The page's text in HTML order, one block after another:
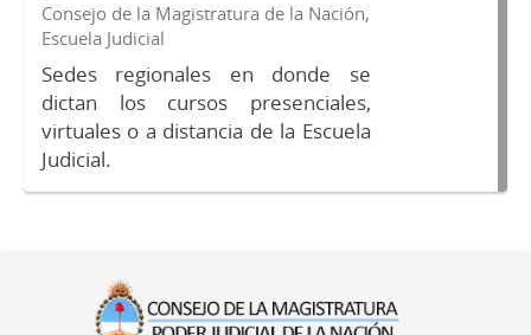
Consejo de la Magistratura de la Nación,
Escuela Judicial
Sedes regionales en donde se
dictan los cursos presenciales,
virtuales o a distancia de la Escuela
Judicial.